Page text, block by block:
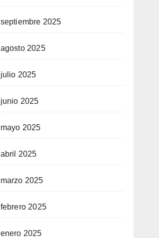
septiembre 2025
agosto 2025
julio 2025
junio 2025
mayo 2025
abril 2025
marzo 2025
febrero 2025
enero 2025